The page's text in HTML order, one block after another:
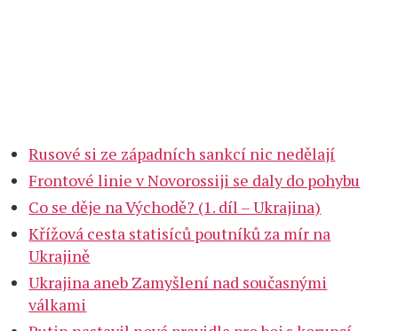
Rusové si ze západních sankcí nic nedělají
Frontové linie v Novorossiji se daly do pohybu
Co se děje na Východě? (1. díl – Ukrajina)
Křížová cesta statisíců poutníků za mír na
Ukrajině
Ukrajina aneb Zamyšlení nad současnými
válkami